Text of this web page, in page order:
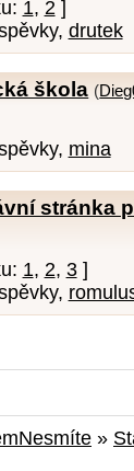
1, 2 ]
drutek
škola (
mina
stránka
1, 2, 3]
»